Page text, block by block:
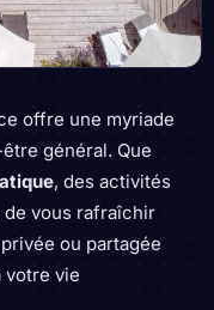
offre une myriade
général. Que
, des activités
de vous rafraîchir
ou partagée
votre vie